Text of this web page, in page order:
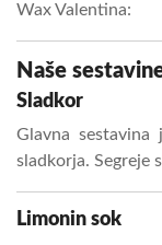
Wax Valentina:
Naše
Sladkor
Glavna
sladkorja. Segreje
Limonin sok